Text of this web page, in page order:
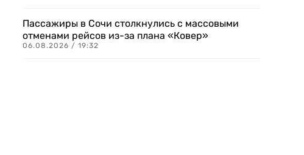
Пассажиры в Сочи столкнулись с массовыми
отменами рейсов из-за плана «Ковер»
06.08.2026 / 19:32